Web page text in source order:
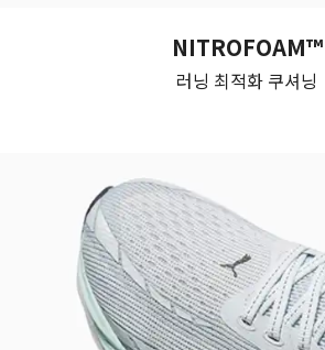
NITROFOAM™
러닝 최적화 쿠셔닝